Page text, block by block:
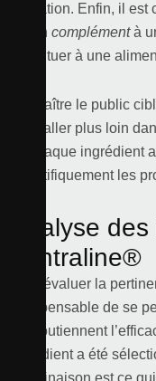
utilisation. Enfin, il
est un complémentà
substituer à une
Connaître le public
Pour aller plus loin
de chaque ingrédient
scientifiquement les
Analyse
Ventraline®
Pour évaluer la
indispensable de se
qui soutiennent
ingrédient a été
combinaison est ce